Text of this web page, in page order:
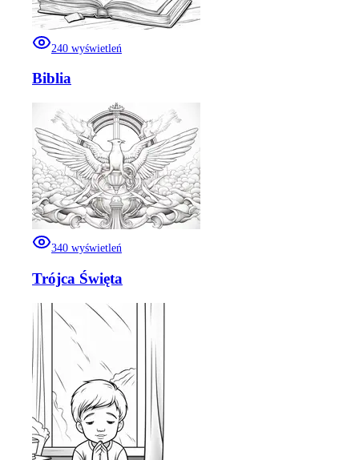
240 wyświetleń
Biblia
340 wyświetleń
Trójca Święta